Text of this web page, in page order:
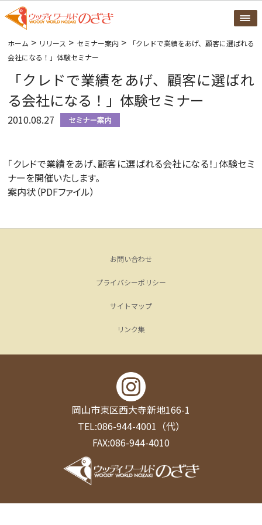
ホーム > リリース > セミナー案内>
「クレドで業績をあげ、顧客に選ばれる
会社になる！」体験セミナー
「クレドで業績をあげ、顧客に選ばれ
る会社になる！」体験セミナー
2010.08.27
「クレドで業績をあげ、顧客に選ばれる会社になる！」体験セミ
ナーを開催いたします。
案内状（PDFファイル）
お問い合わせ
プライバシーポリシー
サイトマップ
リンク集
岡山市東区西大寺新地166-1
TEL:086-944-4001（代）
FAX:086-944-4010